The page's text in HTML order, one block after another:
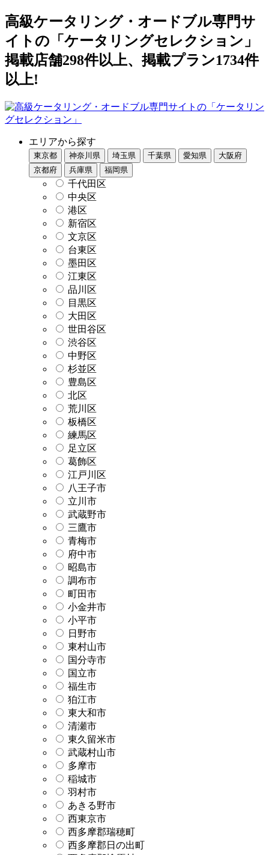
高級ケータリング・オードブル専門サ
イトの「ケータリングセレクション」
掲載店舗298件以上、掲載プラン1734件
以上!
エリアから探す
東京都 神奈川県 埼玉県 千葉県 愛知県
大阪府
京都府
兵庫県 福岡県
千代田区
中央区
港区
新宿区
文京区
台東区
墨田区
江東区
品川区
目黒区
大田区
世田谷区
渋谷区
中野区
杉並区
豊島区
北区
荒川区
板橋区
練馬区
足立区
葛飾区
江戸川区
八王子市
立川市
武蔵野市
三鷹市
青梅市
府中市
昭島市
調布市
町田市
小金井市
小平市
日野市
東村山市
国分寺市
国立市
福生市
狛江市
東大和市
清瀬市
東久留米市
武蔵村山市
多摩市
稲城市
羽村市
あきる野市
西東京市
西多摩郡瑞穂町
西多摩郡日の出町